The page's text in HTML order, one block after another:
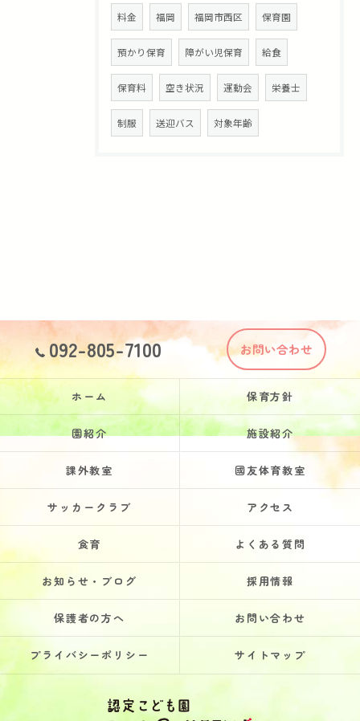
料金 福岡 福岡市西区 保育園
預かり保育 障がい児保育 給食
保育料 空き状況 運動会 栄養士
制服 送迎バス 対象年齢
092-805-7100 お問い合わせ
ホーム 保育方針
園紹介 施設紹介
課外教室 國友体育教室
サッカークラブ アクセス
食育 よくある質問
お知らせ・ブログ 採用情報
保護者の方へ お問い合わせ
プライバシーポリシー サイトマップ